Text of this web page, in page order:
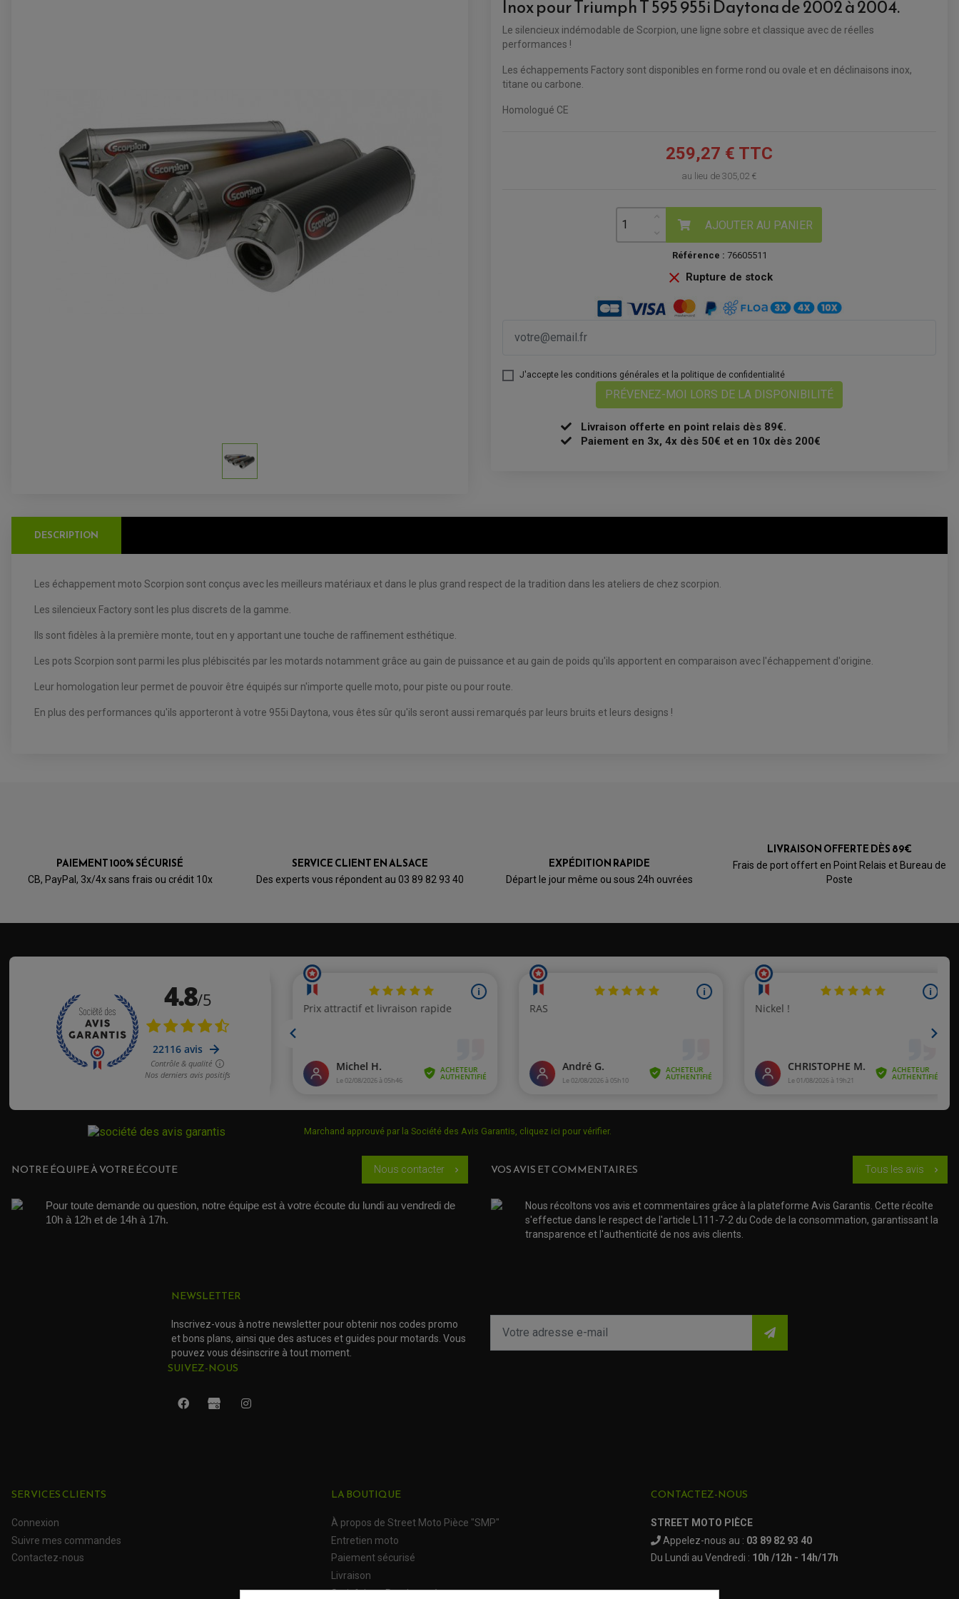
VOIR LE PANIER
Inox pour Triumph T 595 955i Daytona de 2002 à 2004.
Le silencieux indémodable de Scorpion, une ligne sobre et classique avec de réelles
performances !
Les échappements Factory sont disponibles en forme rond ou ovale et en déclinaisons inox,
titane ou carbone.
Homologué CE
259,27 € TTC
au lieu de 305,02 €
AJOUTER AU PANIER
Référence : 76605511
 Rupture de stock
J'accepte les conditions générales et la politique de confidentialité
PRÉVENEZ-MOI LORS DE LA DISPONIBILITÉ
Livraison offerte en point relais dès 89€.
Paiement en 3x, 4x dès 50€ et en 10x dès 200€
DESCRIPTION
Les échappement moto Scorpion sont conçus avec les meilleurs matériaux et dans le plus grand respect de la tradition dans les ateliers de chez scorpion.
Les silencieux Factory sont les plus discrets de la gamme.
Ils sont fidèles à la première monte, tout en y apportant une touche de raffinement esthétique.
Les pots Scorpion sont parmi les plus plébiscités par les motards notamment grâce au gain de puissance et au gain de poids qu'ils apportent en comparaison avec l'échappement d'origine.
Leur homologation leur permet de pouvoir être équipés sur n'importe quelle moto, pour piste ou pour route.
En plus des performances qu'ils apporteront à votre 955i Daytona, vous êtes sûr qu'ils seront aussi remarqués par leurs bruits et leurs designs !
PAIEMENT 100% SÉCURISÉ
CB, PayPal, 3x/4x sans frais ou crédit 10x
SERVICE CLIENT EN ALSACE
Des experts vous répondent au 03 89 82 93 40
EXPÉDITION RAPIDE
Départ le jour même ou sous 24h ouvrées
LIVRAISON OFFERTE DÈS 89€
Frais de port offert en Point Relais et Bureau de
Poste
Marchand approuvé par la Société des Avis Garantis, cliquez ici pour vérifier.
NOTRE ÉQUIPE À VOTRE ÉCOUTE Nous contacter chevron_right
Pour toute demande ou question, notre équipe est à votre écoute du lundi au vendredi de
10h à 12h et de 14h à 17h.
VOS AVIS ET COMMENTAIRES Tous les avis chevron_right
Nous récoltons vos avis et commentaires grâce à la plateforme Avis Garantis. Cette récolte
s'effectue dans le respect de l'article L111-7-2 du Code de la consommation, garantissant la
transparence et l'authenticité de nos avis clients.
NEWSLETTER
Inscrivez-vous à notre newsletter pour obtenir nos codes promo
et bons plans, ainsi que des astuces et guides pour motards. Vous
pouvez vous désinscrire à tout moment.
SUIVEZ-NOUS
SERVICES CLIENTS
Connexion
Suivre mes commandes
Contactez-nous
LA BOUTIQUE
À propos de Street Moto Pièce "SMP"
Entretien moto
Paiement sécurisé
Livraison
Satisfait ou Remboursé
CONTACTEZ-NOUS
STREET MOTO PIÈCE
Appelez-nous au : 03 89 82 93 40
Du Lundi au Vendredi : 10h /12h - 14h/17h